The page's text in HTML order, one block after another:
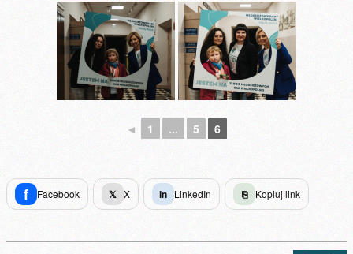
◄ 1 ... 5 6
f Facebook 𝕏 X in LinkedIn ⎘ Kopiuj link